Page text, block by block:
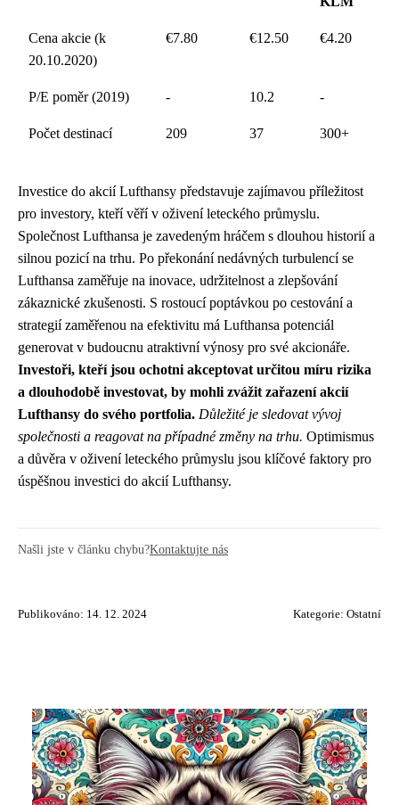
Cena akcie (k
20.10.2020)
€7.80 €12.50 €4.20
P/E poměr (2019) - 10.2 -
Počet destinací 209 37 300+
Investice do akcií Lufthansy představuje zajímavou příležitost
pro investory, kteří věří v oživení leteckého průmyslu.
Společnost Lufthansa je zavedeným hráčem s dlouhou historií a
silnou pozicí na trhu. Po překonání nedávných turbulencí se
Lufthansa zaměřuje na inovace, udržitelnost a zlepšování
zákaznické zkušenosti. S rostoucí poptávkou po cestování a
strategií zaměřenou na efektivitu má Lufthansa potenciál
generovat v budoucnu atraktivní výnosy pro své akcionáře.
Investoři, kteří jsou ochotni akceptovat určitou míru rizika
a dlouhodobě investovat, by mohli zvážit zařazení akcií
Lufthansy do svého portfolia. Důležité je sledovat vývoj
společnosti a reagovat na případné změny na trhu. Optimismus
a důvěra v oživení leteckého průmyslu jsou klíčové faktory pro
úspěšnou investici do akcií Lufthansy.
Našli jste v článku chybu?Kontaktujte nás
Publikováno: 14. 12. 2024 Kategorie: Ostatní